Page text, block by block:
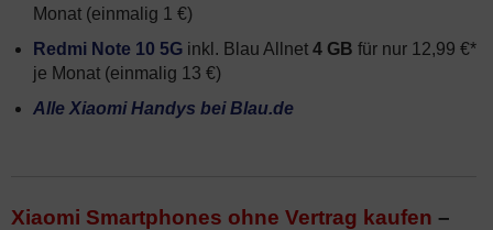
Monat (einmalig 1 €)
Redmi Note 10 5G inkl. Blau Allnet 4 GB für nur 12,99 €*
je Monat (einmalig 13 €)
Alle Xiaomi Handys bei Blau.de
Xiaomi Smartphones ohne Vertrag kaufen –